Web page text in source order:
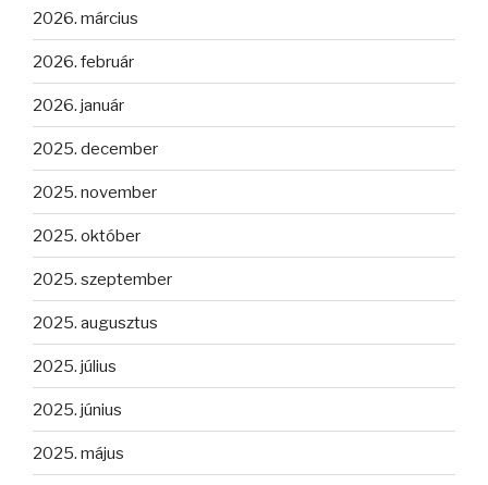
2026. március
2026. február
2026. január
2025. december
2025. november
2025. október
2025. szeptember
2025. augusztus
2025. július
2025. június
2025. május